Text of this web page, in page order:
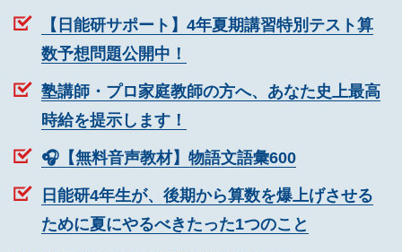
【日能研サポート】4年夏期講習特別テスト算
数予想問題公開中！
塾講師・プロ家庭教師の方へ、あなた史上最高
時給を提示します！
🎧【無料音声教材】物語文語彙600
日能研4年生が、後期から算数を爆上げさせる
ために夏にやるべきたった1つのこと